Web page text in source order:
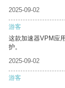
2025-09-02
游客
这款加速器VPM应
护。
2025-09-02
游客